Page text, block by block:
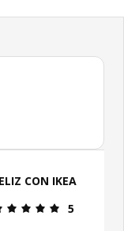
Revisiones
CON IKEA
Revisión:
5